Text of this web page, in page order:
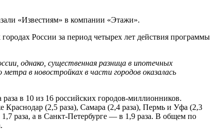
«Известиям» в компании «Этажи».
России за период четырех лет действия программы
однако, существенная разница в ипотечных
в новостройках в части городов оказалась
в 10 из 16 российских городов-миллионников.
(2,5 раза), Самара (2,4 раза), Пермь и Уфа (2,3
1,7 раза, а в Санкт-Петербурге — в 1,9 раза. В общем по